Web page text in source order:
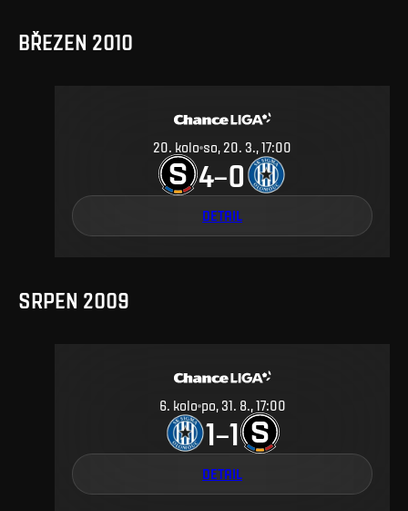
BŘEZEN 2010
20. kolo so, 20. 3., 17:00
4–0
DETAIL
SRPEN 2009
6. kolo po, 31. 8., 17:00
1–1
DETAIL